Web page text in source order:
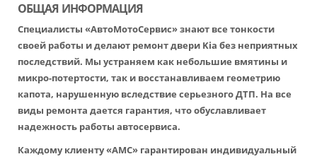
ОБЩАЯ ИНФОРМАЦИЯ
Специалисты «АвтоМотоСервис» знают все тонкости
своей работы и делают ремонт двери Kia без неприятных
последствий. Мы устраняем как небольшие вмятины и
микро-потертости, так и восстанавливаем геометрию
капота, нарушенную вследствие серьезного ДТП. На все
виды ремонта дается гарантия, что обуславливает
надежность работы автосервиса.
Каждому клиенту «АМС» гарантирован индивидуальный